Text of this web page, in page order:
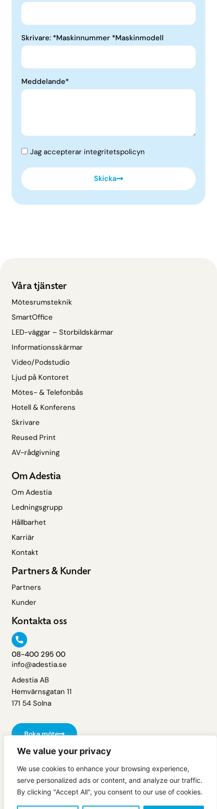
We value your privacy
We use cookies to enhance your browsing experience,
serve personalized ads or content, and analyze our traffic.
By clicking "Accept All", you consent to our use of cookies.
Skrivare: *Maskinnummer *Maskinmodell
Meddelande*
Jag accepterar integritetspolicyn
Skicka
Våra tjänster
Mötesrumsteknik
SmartOffice
LED-väggar – Storbildskärmar
Informationsskärmar
Video/Podstudio
Ljud på Kontoret
Mötes- & Telefonbås
Hotell & Konferens
Skrivare
Reused Print
AV-rådgivning
Om Adestia
Om Adestia
Ledningsgrupp
Hållbarhet
Karriär
Kontakt
Partners & Kunder
Partners
Kunder
Kontakta oss
08-400 295 00
info@adestia.se
Adestia AB
Hemvärnsgatan 11
171 54 Solna
Boka möte
Copyright Adestia AB